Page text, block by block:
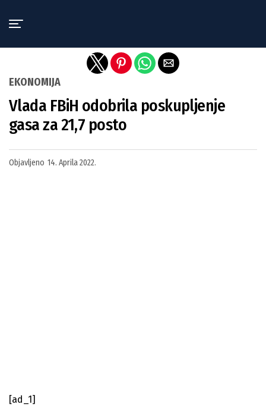
EKONOMIJA
Vlada FBiH odobrila poskupljenje
gasa za 21,7 posto
Objavljeno 14. Aprila 2022.
[ad_1]